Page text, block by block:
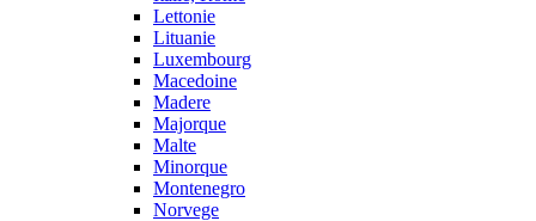
Lettonie
Lituanie
Luxembourg
Macedoine
Madere
Majorque
Malte
Minorque
Montenegro
Norvege